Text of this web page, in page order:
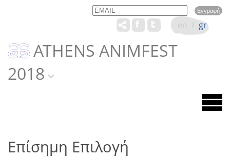
Email Name
ATHENS ANIMFEST
2018
en / gr
Επίσημη Επιλογή